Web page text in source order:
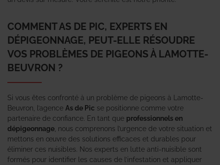
COMMENT AS DE PIC, EXPERTS EN
DÉPIGEONNAGE, PEUT-ELLE RÉSOUDRE
VOS PROBLÈMES DE PIGEONS À LAMOTTE-
BEUVRON ?
Si vous êtes confronté à un problème de pigeons à Lamotte-
Beuvron, l’agence As de Pic se positionne comme votre
partenaire de confiance. En tant que professionnels en
dépigeonnage , nous comprenons l’urgence de votre situation et
mettons en œuvre des solutions efficaces et durables pour
éliminer ces nuisibles. Nos experts en lutte anti-nuisible sont
formés pour identifier les causes de l’infestation et appliquer